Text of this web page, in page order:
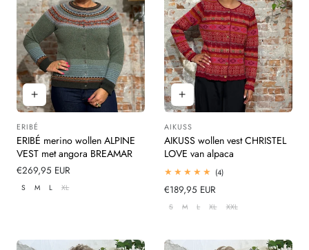
Leverancier:
ERIBÉ
ERIBÉ merino wollen ALPINE
VEST met angora BREAMAR
Normale
prijs
€269,95 EUR
S M L XL
Leverancier:
AIKUSS
AIKUSS wollen vest CHRISTEL
LOVE van alpaca
(4)4
Normale
prijs
€189,95 EUR
S M L XL XXL